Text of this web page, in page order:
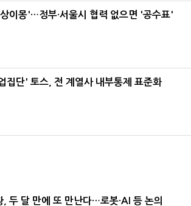
이몽'…정부·서울시 협력 없으면 '공수표'
집단' 토스, 전 계열사 내부통제 표준화
, 두 달 만에 또 만난다…로봇·AI 등 논의